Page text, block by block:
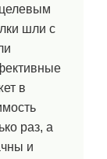
шли с
в
раз, а
и